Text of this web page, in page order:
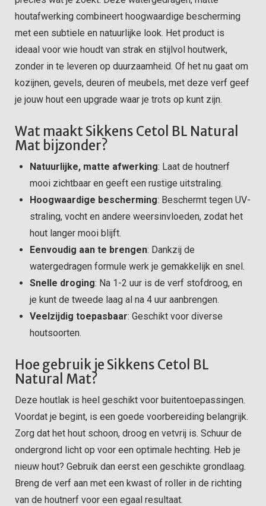
houtafwerking combineert hoogwaardige bescherming
met een subtiele en natuurlijke look. Het product is
ideaal voor wie houdt van strak en stijlvol houtwerk,
zonder in te leveren op duurzaamheid. Of het nu gaat om
kozijnen, gevels, deuren of meubels, met deze verf geef
je jouw hout een upgrade waar je trots op kunt zijn.
Wat maakt Sikkens Cetol BL Natural
Mat bijzonder?
Natuurlijke, matte afwerking: Laat de houtnerf
mooi zichtbaar en geeft een rustige uitstraling.
Hoogwaardige bescherming: Beschermt tegen UV-
straling, vocht en andere weersinvloeden, zodat het
hout langer mooi blijft.
Eenvoudig aan te brengen: Dankzij de
watergedragen formule werk je gemakkelijk en snel.
Snelle droging: Na 1-2 uur is de verf stofdroog, en
je kunt de tweede laag al na 4 uur aanbrengen.
Veelzijdig toepasbaar: Geschikt voor diverse
houtsoorten.
Hoe gebruik je Sikkens Cetol BL
Natural Mat?
Deze houtlak is heel geschikt voor buitentoepassingen.
Voordat je begint, is een goede voorbereiding belangrijk.
Zorg dat het hout schoon, droog en vetvrij is. Schuur de
ondergrond licht op voor een optimale hechting. Heb je
nieuw hout? Gebruik dan eerst een geschikte grondlaag.
Breng de verf aan met een kwast of roller in de richting
van de houtnerf voor een egaal resultaat.